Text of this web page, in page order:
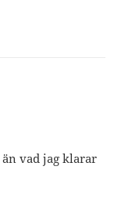
vad jag klarar